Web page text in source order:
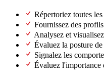
Répertoriez toutes
Fournissez des
Analysez et
Évaluez la posture
Signalez les
Évaluez l'importance